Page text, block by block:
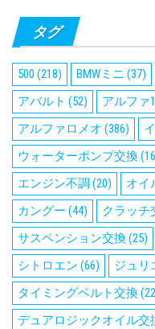
タグ
500 (218) BMWミニ (37)
アバルト (52) アルファ
アルファロメオ (386)
ウォーターポンプ交換
エンジン不調 (20) オイ
カングー (44) クラッチ
サスペンション交換(25)
シトロエン (66) ジュリ
タイミングベルト交換
デュアロジックオイル交